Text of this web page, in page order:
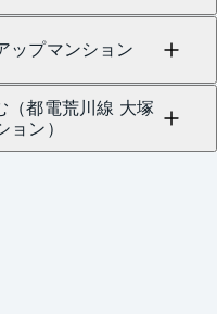
ップマンション
（都電荒川線 大塚
ョン）